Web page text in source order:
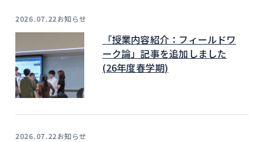
2026.07.22お知らせ
「授業内容紹介：フィールドワ
ーク論」記事を追加しました
(26年度春学期)
2026.07.22お知らせ